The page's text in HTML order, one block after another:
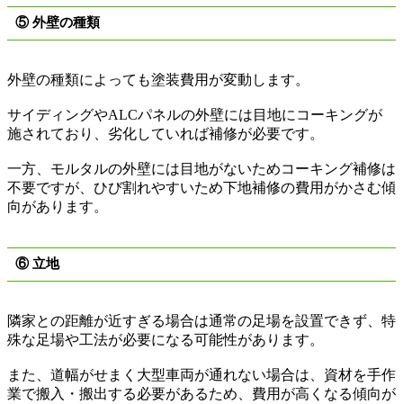
⑤ 外壁の種類
外壁の種類によっても塗装費用が変動します。
サイディングやALCパネルの外壁には目地にコーキングが
施されており、劣化していれば補修が必要です。
一方、モルタルの外壁には目地がないためコーキング補修は
不要ですが、ひび割れやすいため下地補修の費用がかさむ傾
向があります。
⑥ 立地
隣家との距離が近すぎる場合は通常の足場を設置できず、特
殊な足場や工法が必要になる可能性があります。
また、道幅がせまく大型車両が通れない場合は、資材を手作
業で搬入・搬出する必要があるため、費用が高くなる傾向が